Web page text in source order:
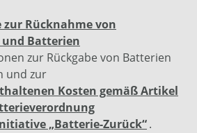
Rücknahme von
Batterien
zur Rückgabe von Batterien
und zur
Kosten gemäß Artikel
„Batterie-Zurück“.